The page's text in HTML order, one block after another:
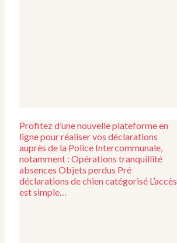
Profitez d’une nouvelle plateforme en
ligne pour réaliser vos déclarations
auprès de la Police Intercommunale,
notamment : Opérations tranquillité
absences Objets perdus Pré
déclarations de chien catégorisé L’accès
est simple…